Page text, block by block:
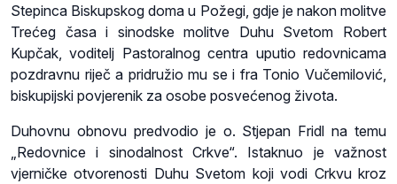
Stepinca Biskupskog doma u Požegi, gdje je nakon molitve
Trećeg časa i sinodske molitve Duhu Svetom Robert
Kupčak, voditelj Pastoralnog centra uputio redovnicama
pozdravnu riječ a pridružio mu se i fra Tonio Vučemilović,
biskupijski povjerenik za osobe posvećenog života.
Duhovnu obnovu predvodio je o. Stjepan Fridl na temu
„Redovnice i sinodalnost Crkve“. Istaknuo je važnost
vjerničke otvorenosti Duhu Svetom koji vodi Crkvu kroz